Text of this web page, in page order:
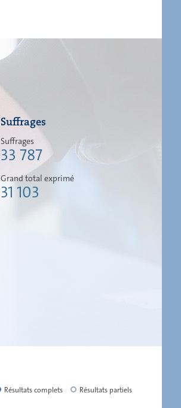
Suffrages
Suffrages
33 787
Grand total exprimé
31 103
Résultats complets Résultats partiels